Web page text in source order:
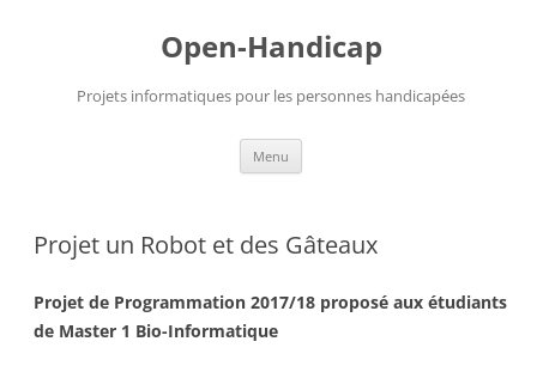
Open-Handicap
Projets informatiques pour les personnes handicapées
Menu
Projet un Robot et des Gâteaux
Projet de Programmation 2017/18 proposé aux étudiants
de Master 1 Bio-Informatique